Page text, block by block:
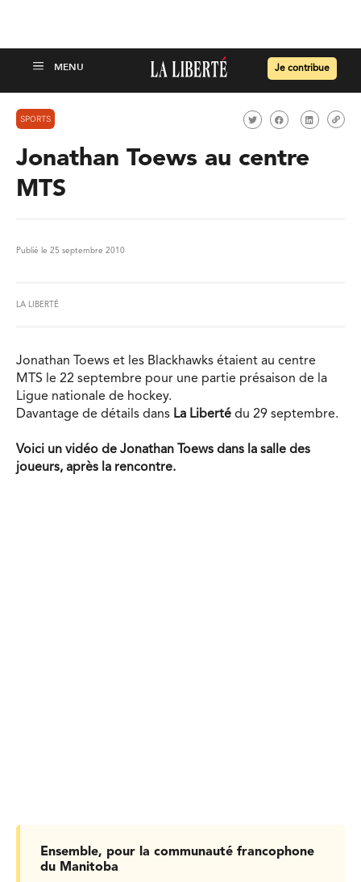
Je contribue
SPORTS
Jonathan Toews au centre
MTS
Publié le 25 septembre 2010
LA LIBERTÉ
Jonathan Toews et les Blackhawks étaient au centre
MTS le 22 septembre pour une partie présaison de la
Ligue nationale de hockey.
Davantage de détails dans La Liberté du 29 septembre.
Voici un vidéo de Jonathan Toews dans la salle des
joueurs, après la rencontre.
Ensemble, pour la communauté francophone
du Manitoba